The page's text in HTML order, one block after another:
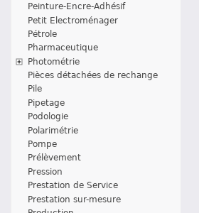
Peinture-Encre-Adhésif
Petit Electroménager
Pétrole
Pharmaceutique
Photométrie
Pièces détachées de rechange
Pile
Pipetage
Podologie
Polarimétrie
Pompe
Prélèvement
Pression
Prestation de Service
Prestation sur-mesure